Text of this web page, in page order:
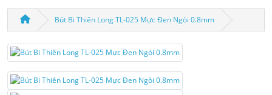
Bút Bi Thiên Long TL-025 Mực Đen Ngòi 0.8mm